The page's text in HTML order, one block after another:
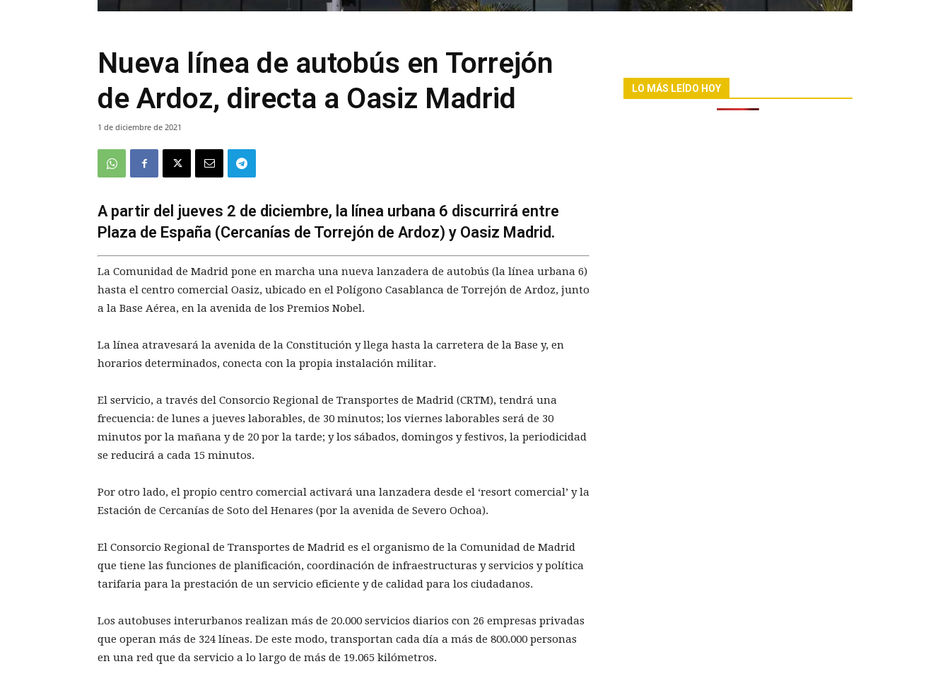
Nueva línea de autobús en Torrejón
de Ardoz, directa a Oasiz Madrid
1 de diciembre de 2021
A partir del jueves 2 de diciembre, la línea urbana 6 discurrirá entre
Plaza de España (Cercanías de Torrejón de Ardoz) y Oasiz Madrid.
La Comunidad de Madrid pone en marcha una nueva lanzadera de autobús (la línea urbana 6)
hasta el centro comercial Oasiz, ubicado en el Polígono Casablanca de Torrejón de Ardoz, junto
a la Base Aérea, en la avenida de los Premios Nobel.
La línea atravesará la avenida de la Constitución y llega hasta la carretera de la Base y, en
horarios determinados, conecta con la propia instalación militar.
El servicio, a través del Consorcio Regional de Transportes de Madrid (CRTM), tendrá una
frecuencia: de lunes a jueves laborables, de 30 minutos; los viernes laborables será de 30
minutos por la mañana y de 20 por la tarde; y los sábados, domingos y festivos, la periodicidad
se reducirá a cada 15 minutos.
Por otro lado, el propio centro comercial activará una lanzadera desde el ‘resort comercial’ y la
Estación de Cercanías de Soto del Henares (por la avenida de Severo Ochoa).
El Consorcio Regional de Transportes de Madrid es el organismo de la Comunidad de Madrid
que tiene las funciones de planificación, coordinación de infraestructuras y servicios y política
tarifaria para la prestación de un servicio eficiente y de calidad para los ciudadanos.
Los autobuses interurbanos realizan más de 20.000 servicios diarios con 26 empresas privadas
que operan más de 324 líneas. De este modo, transportan cada día a más de 800.000 personas
en una red que da servicio a lo largo de más de 19.065 kilómetros.
LO MÁS LEÍDO HOY